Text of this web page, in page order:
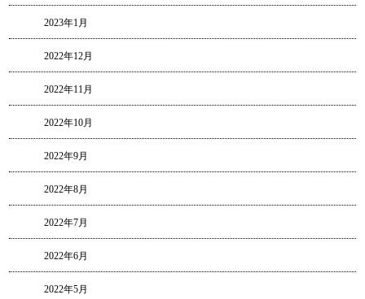
2023年1月
2022年12月
2022年11月
2022年10月
2022年9月
2022年8月
2022年7月
2022年6月
2022年5月